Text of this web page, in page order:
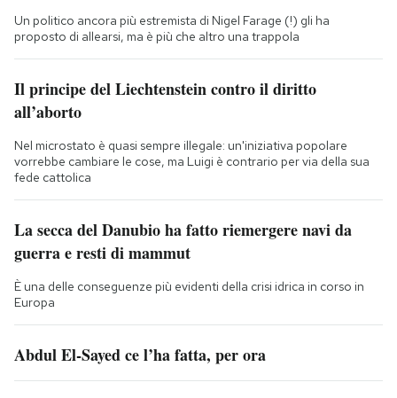
Un politico ancora più estremista di Nigel Farage (!) gli ha
proposto di allearsi, ma è più che altro una trappola
Il principe del Liechtenstein contro il diritto
all’aborto
Nel microstato è quasi sempre illegale: un'iniziativa popolare
vorrebbe cambiare le cose, ma Luigi è contrario per via della sua
fede cattolica
La secca del Danubio ha fatto riemergere navi da
guerra e resti di mammut
È una delle conseguenze più evidenti della crisi idrica in corso in
Europa
Abdul El-Sayed ce l’ha fatta, per ora